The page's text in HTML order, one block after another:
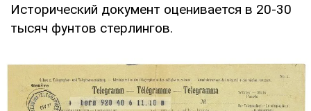
Исторический документ оценивается в 20-30
тысяч фунтов стерлингов.